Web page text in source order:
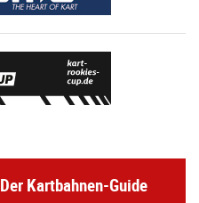
Der Kartbahnen-Guide